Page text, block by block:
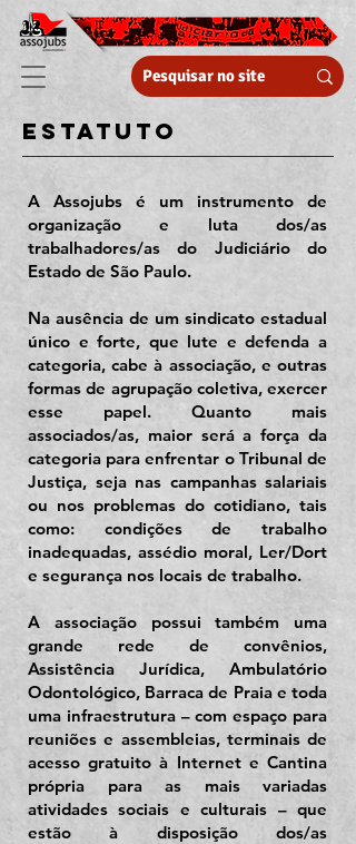
estatuto
A Assojubs é um instrumento de
organização e luta dos/as
trabalhadores/as do Judiciário do
Estado de São Paulo.
Na ausência de um sindicato estadual
único e forte, que lute e defenda a
categoria, cabe à associação, e outras
formas de agrupação coletiva, exercer
esse papel. Quanto mais
associados/as, maior será a força da
categoria para enfrentar o Tribunal de
Justiça, seja nas campanhas salariais
ou nos problemas do cotidiano, tais
como: condições de trabalho
inadequadas, assédio moral, Ler/Dort
e segurança nos locais de trabalho.
A associação possui também uma
grande rede de convênios,
Assistência Jurídica, Ambulatório
Odontológico, Barraca de Praia e toda
uma infraestrutura – com espaço para
reuniões e assembleias, terminais de
acesso gratuito à Internet e Cantina
própria para as mais variadas
atividades sociais e culturais – que
estão à disposição dos/as